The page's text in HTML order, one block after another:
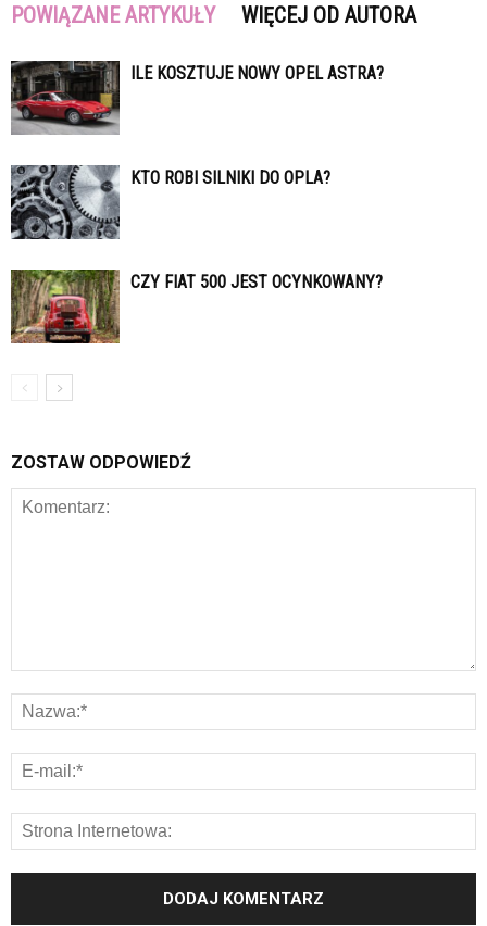
POWIĄZANE ARTYKUŁY WIĘCEJ OD AUTORA
ILE KOSZTUJE NOWY OPEL ASTRA?
KTO ROBI SILNIKI DO OPLA?
CZY FIAT 500 JEST OCYNKOWANY?
ZOSTAW ODPOWIEDŹ